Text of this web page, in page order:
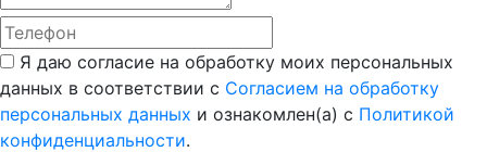
Я даю согласие на обработку моих персональных
данных в соответствии с Согласием на обработку
персональных данных и ознакомлен(а) с Политикой
конфиденциальности.